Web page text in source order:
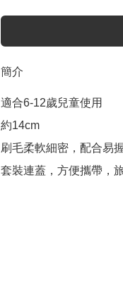
簡介
適合6-12歲兒童使用
約14cm
刷毛柔軟細密，配合易
套裝連蓋，方便攜帶，